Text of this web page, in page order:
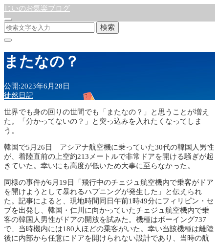
じいのお気楽ブログ
検索
またなの？
公開:2023年6月28日
徒然日記
世界でも身の回りの世間でも「またなの？」と思うことが増え
た。「分かってないの？」と突っ込みを入れたくなってしま
う。
韓国で5月26日 アシアナ航空機に乗っていた30代の韓国人男性
が、着陸直前の上空約213メートルで非常ドアを開ける騒ぎが起
きていた。幸いにも高度が低いため大事に至らなかった。
同様の事件が6月19日「飛行中のチェジュ航空機内で乗客がドア
を開けようとして暴れるハプニングが発生した」と伝えられ
た。記事によると、現地時間同日午前1時49分にフィリピン・セ
ブを出発し、韓国・仁川に向かっていたチェジュ航空機内で乗
客の韓国人男性がドアの開放を試みた。機種はボーイング737
で、当時機内には180人ほどの乗客がいた。幸い当該機種は離陸
後に内部から任意にドアを開けられない設計であり、当時の航